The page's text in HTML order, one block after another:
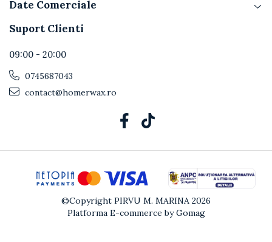
Date Comerciale
Suport Clienti
09:00 - 20:00
0745687043
contact@homerwax.ro
©Copyright PIRVU M. MARINA 2026
Platforma E-commerce by Gomag